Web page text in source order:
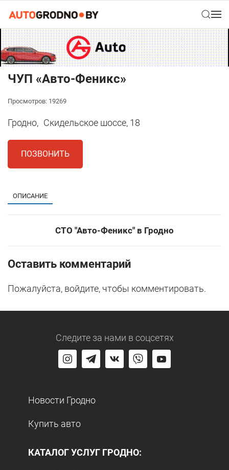
ЧУП «Авто-Феникс»
Просмотров: 19269
Гродно, Скидельское шоссе, 18
ПОЗВОНИТЬ
ОПИСАНИЕ
СТО "Авто-Феникс" в Гродно
Оставить комментарий
Пожалуйста, войдите, чтобы комментировать.
Следите за нами в соцсетях
Новости Гродно
Купить авто
КАТАЛОГ УСЛУГ ГРОДНО: